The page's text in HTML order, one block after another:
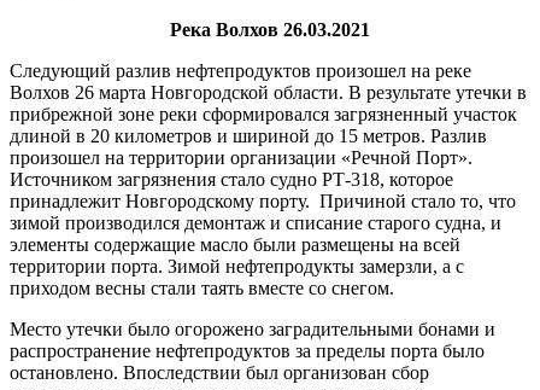
Река Волхов 26.03.2021
Следующий разлив нефтепродуктов произошел на реке
Волхов 26 марта Новгородской области. В результате утечки в
прибрежной зоне реки сформировался загрязненный участок
длиной в 20 километров и шириной до 15 метров. Разлив
произошел на территории организации «Речной Порт».
Источником загрязнения стало судно РТ-318, которое
принадлежит Новгородскому порту. Причиной стало то, что
зимой производился демонтаж и списание старого судна, и
элементы содержащие масло были размещены на всей
территории порта. Зимой нефтепродукты замерзли, а с
приходом весны стали таять вместе со снегом.
Место утечки было огорожено заградительными бонами и
распространение нефтепродуктов за пределы порта было
остановлено. Впоследствии был организован сбор